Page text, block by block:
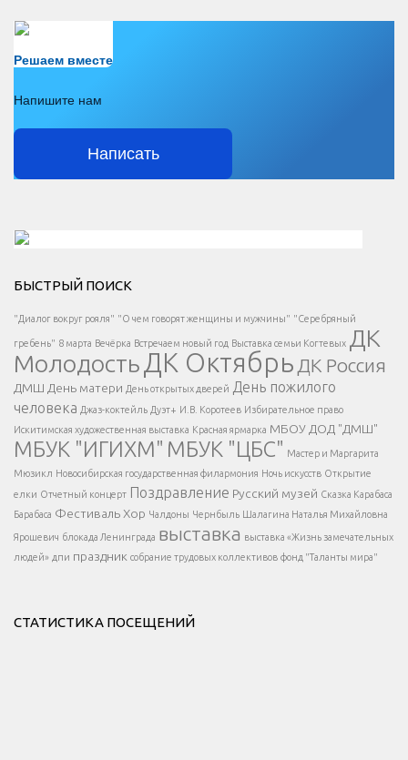
Решаем вместе
Напишите нам
Написать
Есть вопрос?
Напишите нам
</span >
Написать
</button >
</div >
</div > </div >
БЫСТРЫЙ ПОИСК
"Диалог вокруг рояля" "О чем говорят женщины и мужчины" "Серебряный
гребень" 8 марта Вечёрка Встречаем новый год Выставка семьи Когтевых ДК
МолодостьДК Октябрь ДК Россия
ДМШ День матери День открытых дверей День пожилого
человека Джаз-коктейль Дуэт+ И.В. Коротеев Избирательное право
Искитимская художественная выставка Красная ярмарка МБОУ ДОД "ДМШ"
МБУК "ИГИХМ" МБУК "ЦБС" Мастер и Маргарита
Мюзикл Новосибирская государственная филармония Ночь искусств Открытие
елки Отчетный концерт Поздравление Русский музей Сказка Карабаса
Барабаса Фестиваль Хор Чалдоны Чернбыль Шалагина Наталья Михайловна
Ярошевич блокада Ленинграда выставка выставка «Жизнь замечательных
людей» дпи праздник собрание трудовых коллективов фонд "Таланты мира"
СТАТИСТИКА ПОСЕЩЕНИЙ